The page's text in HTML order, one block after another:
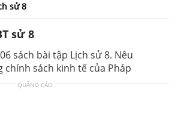
sử 8
sử 8
sách bài tập Lịch sử 8. Nêu
sách kinh tế của Pháp
QUẢNG CÁO